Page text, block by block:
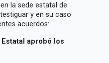
la sede estatal de
y en su caso
acuerdos:
aprobó los